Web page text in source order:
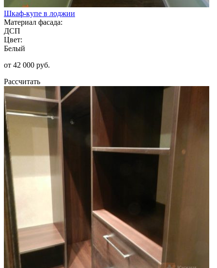
Шкаф-купе в лоджии
Материал фасада:
ДСП
Цвет:
Белый
от 42 000 руб.
Рассчитать